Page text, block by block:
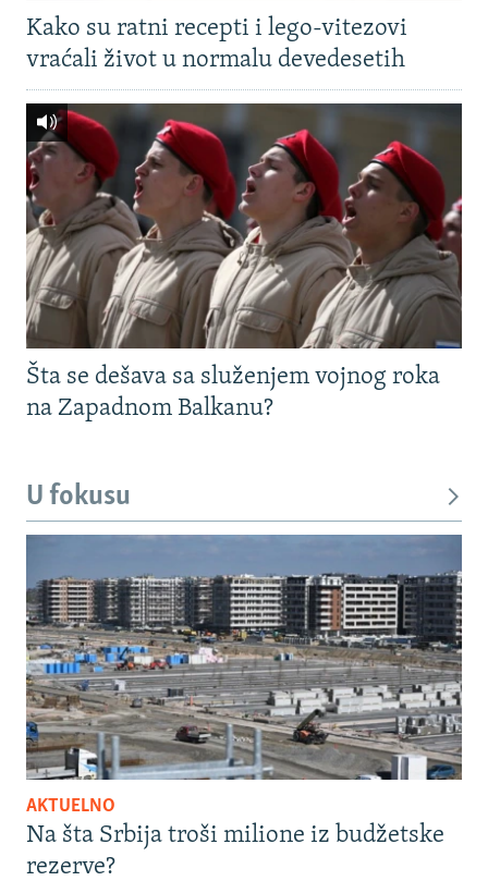
Kako su ratni recepti i lego-vitezovi
vraćali život u normalu devedesetih
Šta se dešava sa služenjem vojnog roka
na Zapadnom Balkanu?
U fokusu
AKTUELNO
Na šta Srbija troši milione iz budžetske
rezerve?